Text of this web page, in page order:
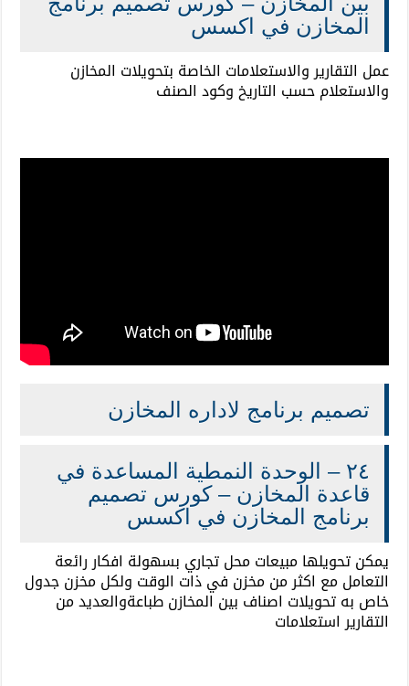
المخازن في اكسس
عمل التقارير والاستعلامات الخاصة بتحويلات المخازن
والاستعلام حسب التاريخ وكود الصنف
تصميم برنامج لاداره المخازن
٢٤ – الوحدة النمطية المساعدة في
قاعدة المخازن – كورس تصميم
برنامج المخازن في اكسس
يمكن تحويلها مبيعات محل تجاري بسهولة افكار رائعة
التعامل مع اكثر من مخزن في ذات الوقت ولكل مخزن جدول
خاص به تحويلات اصناف بين المخازن طباعةوالعديد من
التقارير استعلامات